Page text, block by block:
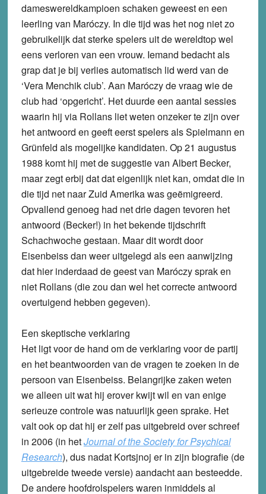
dameswereldkampioen schaken geweest en een
leerling van Maróczy. In die tijd was het nog niet zo
gebruikelijk dat sterke spelers uit de wereldtop wel
eens verloren van een vrouw. Iemand bedacht als
grap dat je bij verlies automatisch lid werd van de
‘Vera Menchik club’. Aan Maróczy de vraag wie de
club had ‘opgericht’. Het duurde een aantal sessies
waarin hij via Rollans liet weten onzeker te zijn over
het antwoord en geeft eerst spelers als Spielmann en
Grünfeld als mogelijke kandidaten. Op 21 augustus
1988 komt hij met de suggestie van Albert Becker,
maar zegt erbij dat dat eigenlijk niet kan, omdat die in
die tijd net naar Zuid Amerika was geëmigreerd.
Opvallend genoeg had net drie dagen tevoren het
antwoord (Becker!) in het bekende tijdschrift
Schachwoche gestaan. Maar dit wordt door
Eisenbeiss dan weer uitgelegd als een aanwijzing
dat hier inderdaad de geest van Maróczy sprak en
niet Rollans (die zou dan wel het correcte antwoord
overtuigend hebben gegeven).
Een skeptische verklaring
Het ligt voor de hand om de verklaring voor de partij
en het beantwoorden van de vragen te zoeken in de
persoon van Eisenbeiss. Belangrijke zaken weten
we alleen uit wat hij erover kwijt wil en van enige
serieuze controle was natuurlijk geen sprake. Het
valt ook op dat hij er zelf pas uitgebreid over schreef
in 2006 (in hetJournal of the Society for Psychical
Research), dus nadat Kortsjnoj er in zijn biografie (de
uitgebreide tweede versie) aandacht aan besteedde.
De andere hoofdrolspelers waren inmiddels al